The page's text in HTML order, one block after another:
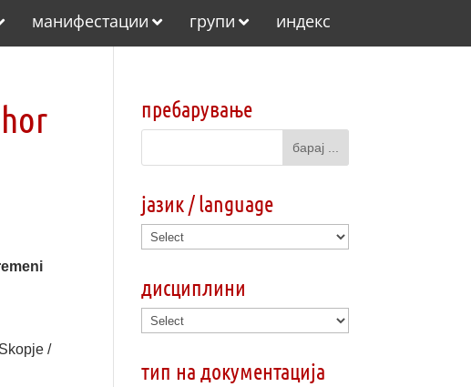
манифестации групи индекс
/
пребарување
јазик / language
дисциплини
тип на документација